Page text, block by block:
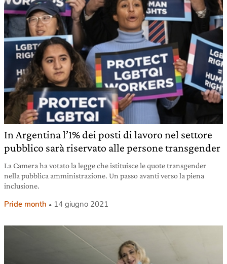
In Argentina l’1% dei posti di lavoro nel settore
pubblico sarà riservato alle persone transgender
La Camera ha votato la legge che istituisce le quote transgender
nella pubblica amministrazione. Un passo avanti verso la piena
inclusione.
Pride month 14 giugno 2021